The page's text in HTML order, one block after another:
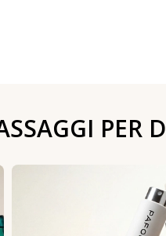
PER